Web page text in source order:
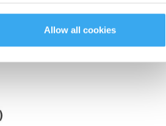
Allow all cookies